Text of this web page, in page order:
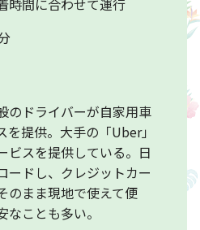
のドライバーが自家用車
提供。大手の「Uber」
ビスを提供している。日
ードし、クレジットカー
のまま現地で使えて便
ことも多い。